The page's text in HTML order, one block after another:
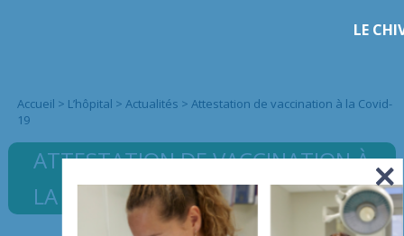
LE
Accueil > L’hôpital > Actualités > Attestation de vaccination à la Covid-
19
ATTESTATION DE VACCINATION À
LA COVID-19